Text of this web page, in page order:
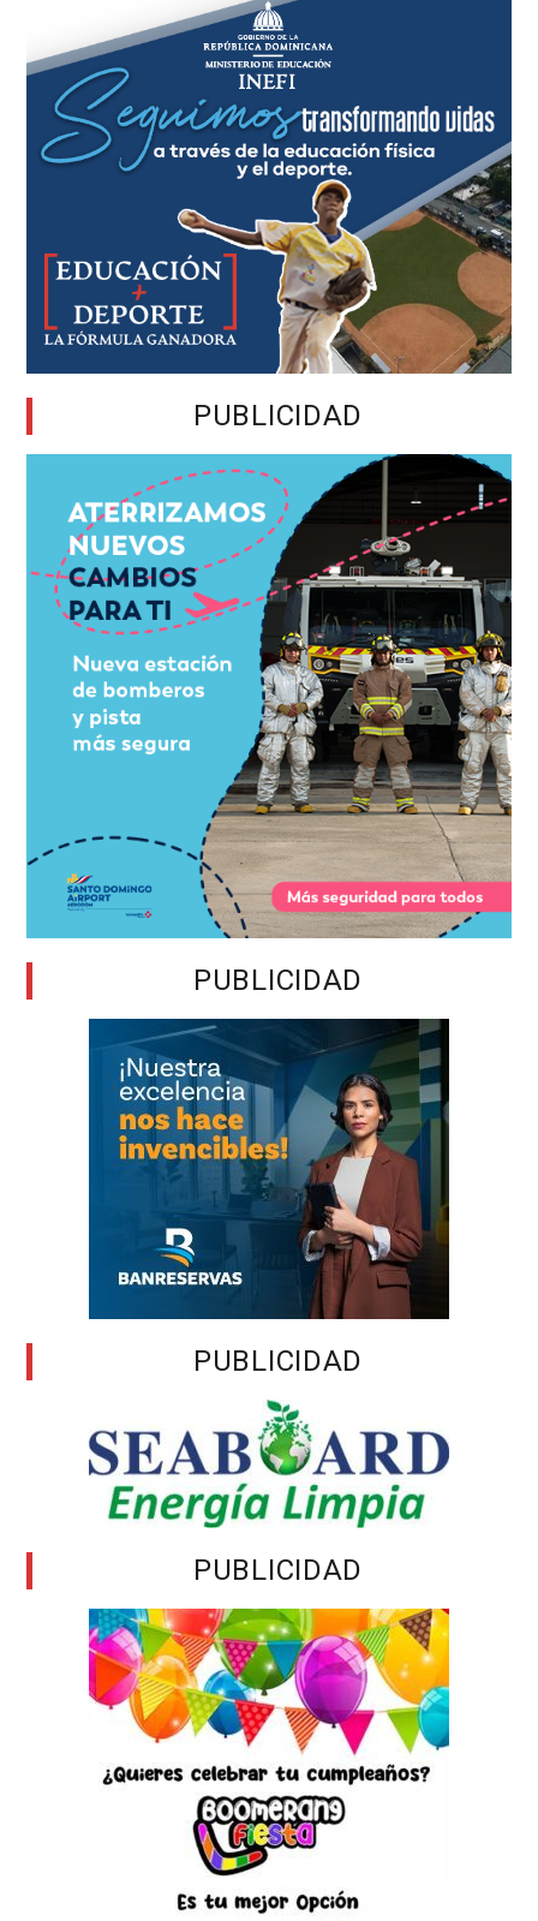
PUBLICIDAD
PUBLICIDAD
PUBLICIDAD
PUBLICIDAD